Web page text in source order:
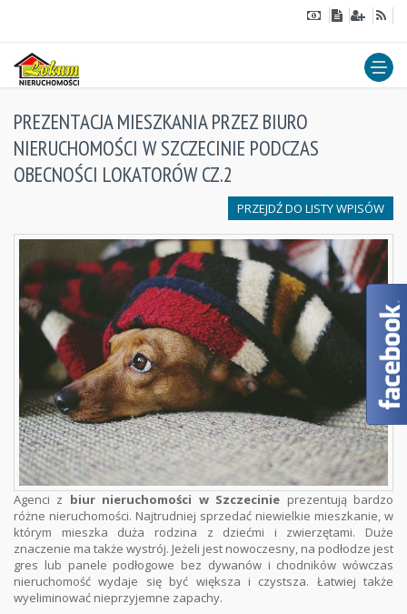
PREZENTACJA MIESZKANIA PRZEZ BIURO
NIERUCHOMOŚCI W SZCZECINIE PODCZAS
OBECNOŚCI LOKATORÓW CZ.2
PRZEJDŹ DO LISTY WPISÓW
Agenci z biur nieruchomości w Szczecinie prezentują bardzo
różne nieruchomości. Najtrudniej sprzedać niewielkie mieszkanie, w
którym mieszka duża rodzina z dziećmi i zwierzętami. Duże
znaczenie ma także wystrój. Jeżeli jest nowoczesny, na podłodze jest
gres lub panele podłogowe bez dywanów i chodników wówczas
nieruchomość wydaje się być większa i czystsza. Łatwiej także
wyeliminować nieprzyjemne zapachy.